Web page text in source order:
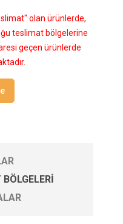
olan ürünlerde,
teslimat bölgelerine
geçen ürünlerde